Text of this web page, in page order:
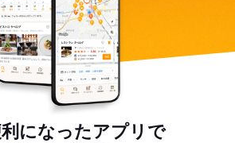
になったアプリで